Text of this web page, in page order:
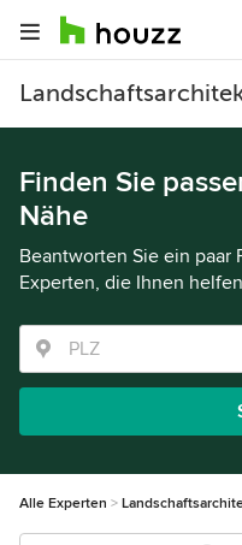
Finden Sie
Nähe
Beantworten Sie ein paar
Experten, die Ihnen
Alle Experten